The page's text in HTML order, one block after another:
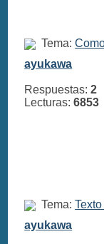
Tema:
ayukawa
Respuestas:2
Lecturas:6853
Tema:
ayukawa